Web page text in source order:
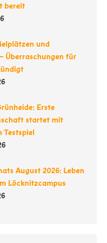
bereit
und
Überraschungen für
Erste
startet mit
Testspiel
August 2026: Leben
Löcknitzcampus